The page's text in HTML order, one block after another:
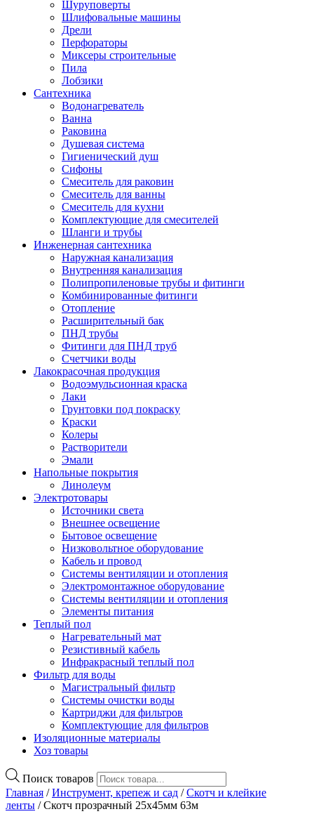
Шуруповерты
Шлифовальные машины
Дрели
Перфораторы
Миксеры строительные
Пила
Лобзики
Сантехника
Водонагреватель
Ванна
Раковина
Душевая система
Гигиенический душ
Сифоны
Смеситель для раковин
Смеситель для ванны
Смеситель для кухни
Комплектующие для смесителей
Шланги и трубы
Инженерная сантехника
Наружная канализация
Внутренняя канализация
Полипропиленовые трубы и фитинги
Комбинированные фитинги
Отопление
Расширительный бак
ПНД трубы
Фитинги для ПНД труб
Счетчики воды
Лакокрасочная продукция
Водоэмульсионная краска
Лаки
Грунтовки под покраску
Краски
Колеры
Растворители
Эмали
Напольные покрытия
Линолеум
Электротовары
Источники света
Внешнее освещение
Бытовое освещение
Низковольтное оборудование
Кабель и провод
Системы вентиляции и отопления
Электромонтажное оборудование
Системы вентиляции и отопления
Элементы питания
Теплый пол
Нагревательный мат
Резистивный кабель
Инфракрасный теплый пол
Фильтр для воды
Магистральный фильтр
Системы очистки воды
Картриджи для фильтров
Комплектующие для фильтров
Изоляционные материалы
Хоз товары
Поиск товаров
Главная /Инструмент, крепеж и сад /Скотч и клейкие
ленты / Скотч прозрачный 25х45мм 63м